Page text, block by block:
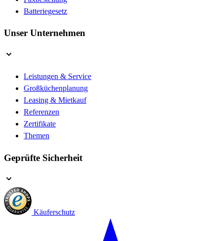
Batteriegesetz
Unser Unternehmen
Leistungen & Service
Großküchenplanung
Leasing & Mietkauf
Referenzen
Zertifikate
Themen
Geprüfte Sicherheit
Käuferschutz